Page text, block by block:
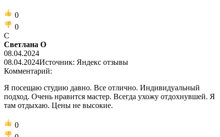
0
0
С
Светлана О
08.04.2024
08.04.2024Источник: Яндекс отзывы
Комментарий:
Я посещаю студию давно. Все отлично. Индивидуальный
подход. Очень нравится мастер. Всегда ухожу отдохнувшей. Я
там отдыхаю. Цены не высокие.
0